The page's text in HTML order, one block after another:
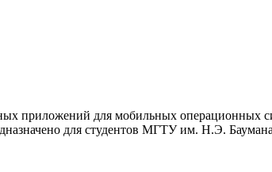
приложений для мобильных операционных
для студентов МГТУ им. Н.Э.